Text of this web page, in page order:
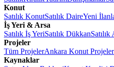
Konut
Satılık KonutSatılık DaireYeni
İş Yeri & Arsa
Satılık İş YeriSatılık DükkanSatılık
Projeler
Tüm ProjelerAnkara Konut
Kaynaklar